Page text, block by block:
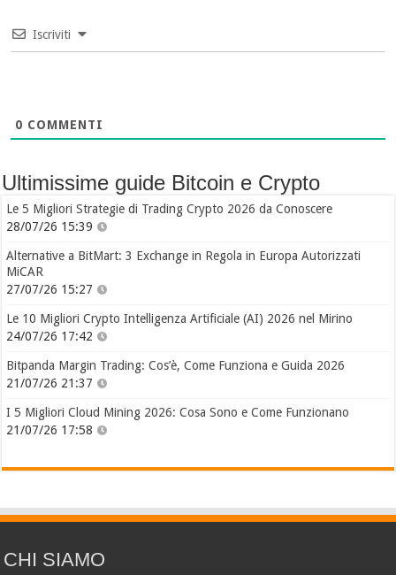
Iscriviti
0 COMMENTI
Ultimissime guide Bitcoin e Crypto
Le 5 Migliori Strategie di Trading Crypto 2026 da Conoscere
28/07/26 15:39
Alternative a BitMart: 3 Exchange in Regola in Europa Autorizzati
MiCAR
27/07/26 15:27
Le 10 Migliori Crypto Intelligenza Artificiale (AI) 2026 nel Mirino
24/07/26 17:42
Bitpanda Margin Trading: Cos’è, Come Funziona e Guida 2026
21/07/26 21:37
I 5 Migliori Cloud Mining 2026: Cosa Sono e Come Funzionano
21/07/26 17:58
CHI SIAMO